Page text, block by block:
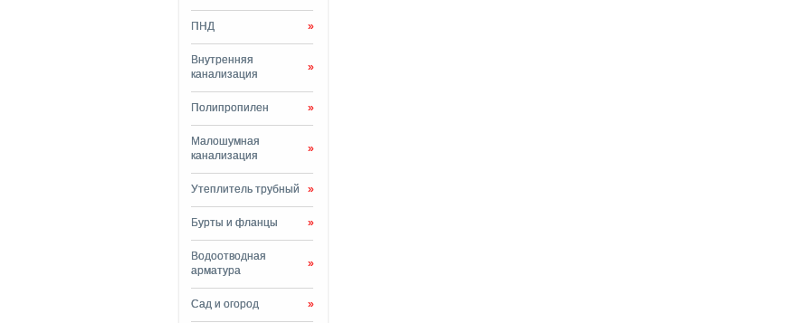
ПНД »
Внутренняя
канализация
»
Полипропилен »
Малошумная
канализация
»
Утеплитель трубный »
Бурты и фланцы »
Водоотводная
арматура
»
Сад и огород »